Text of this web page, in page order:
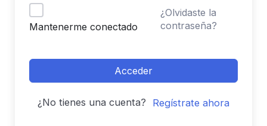
Mantenerme conectado
¿Olvidaste la
contraseña?
Acceder
¿No tienes una cuenta? Regístrate ahora